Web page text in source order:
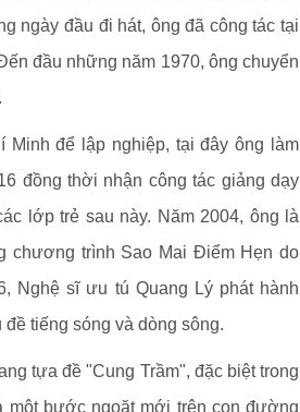
ngày đầu đi hát, ông đã công tác tại
đầu những năm 1970, ông chuyển
Minh để lập nghiệp, tại đây ông làm
đồng thời nhận công tác giảng dạy
lớp trẻ sau này. Năm 2004, ông là
chương trình Sao Mai Điểm Hẹn do
Nghệ sĩ ưu tú Quang Lý phát hành
tiếng sóng và dòng sông.
tựa đề "Cung Trầm", đặc biệt trong
một bước ngoặt mới trên con đường